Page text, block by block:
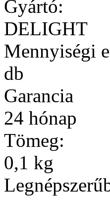
Gyártó:
DELIGHT
Mennyiségi
db
Garancia
24 hónap
Tömeg:
0,1 kg